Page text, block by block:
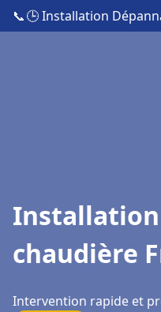
📞🕒 Installation
Installation
chaudière
Intervention rapide et